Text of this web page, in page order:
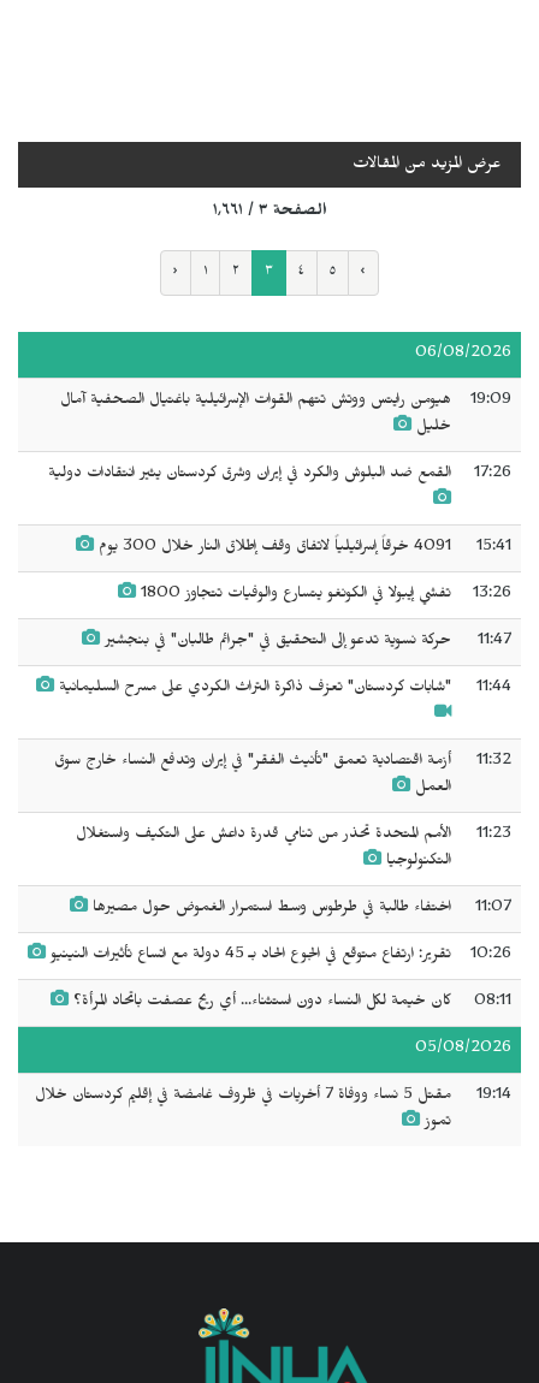
عرض المزيد من المقالات
الصفحة ٣ / ١٬٦٦١
‹ ١ ٢ ٣ ٤ ٥ ›
06/08/2026
19:09
هيومن رايتس ووتش تتهم القوات الإسرائيلية باغتيال الصحفية آمال
خليل
17:26 القمع ضد البلوش والكرد في إيران وشرق كردستان يثير انتقادات دولية
15:41 4091 خرقاً إسرائيلياً لاتفاق وقف إطلاق النار خلال 300 يوم
13:26 تفشي إيبولا في الكونغو يتسارع والوفيات تتجاوز 1800
11:47 حركة نسوية تدعو إلى التحقيق في "جرائم طالبان" في بنجشير
11:44 "شابات كردستان" تعزف ذاكرة التراث الكردي على مسرح السليمانية
11:32
أزمة اقتصادية تعمق "تأنيث الفقر" في إيران وتدفع النساء خارج سوق
العمل
11:23
الأمم المتحدة تحذر من تنامي قدرة داعش على التكيف واستغلال
التكنولوجيا
11:07 اختفاء طالبة في طرطوس وسط استمرار الغموض حول مصيرها
10:26 تقرير: ارتفاع متوقع في الجوع الحاد بـ 45 دولة مع اتساع تأثيرات النينيو
08:11 كان خيمة لكل النساء دون استثناء... أي ريح عصفت باتحاد المرأة؟
05/08/2026
19:14
مقتل 5 نساء ووفاة 7 أخريات في ظروف غامضة في إقليم كردستان خلال
تموز